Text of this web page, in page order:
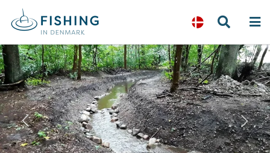
Previous